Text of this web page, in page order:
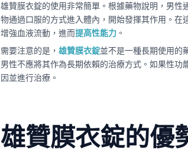
雄贊膜衣錠的使用非常簡單。根據藥物說明，男性
物通過口服的方式進入體內，開始發揮其作用。在
增強血液流動，進而提高性能力 。
需要注意的是， 雄贊膜衣錠並不是一種長期使用的
男性不應將其作為長期依賴的治療方式。如果性
因並進行治療。
雄贊膜衣錠的優